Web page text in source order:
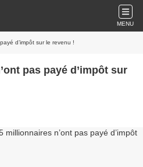
MENU
d’impôt sur le revenu !
pas payé d’impôt sur